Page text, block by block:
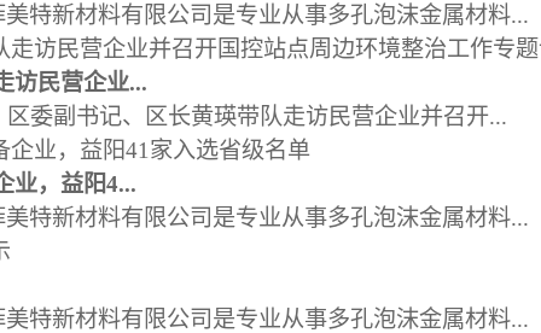
特新材料有限公司是专业从事多孔泡沫金属材料...
访民营企业...
区委副书记、区长黄瑛带队走访民营企业并召开...
业，益阳4...
特新材料有限公司是专业从事多孔泡沫金属材料...
特新材料有限公司是专业从事多孔泡沫金属材料...